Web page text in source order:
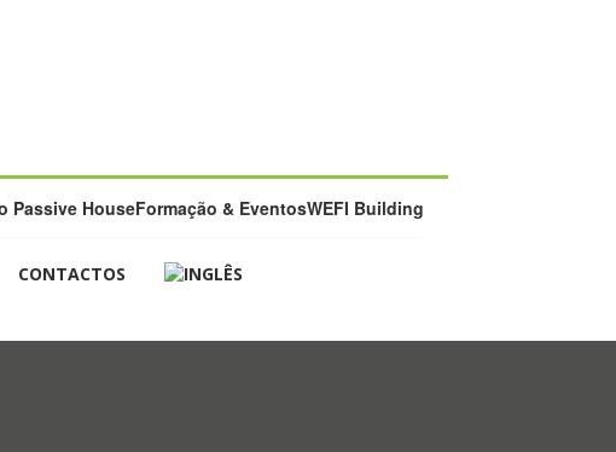
Passive HouseFormação & EventosWEFI Building
CONTACTOS